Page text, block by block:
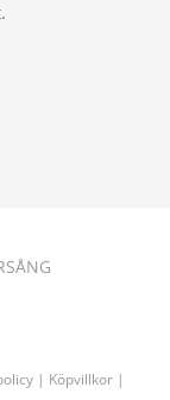
| Köpvillkor |